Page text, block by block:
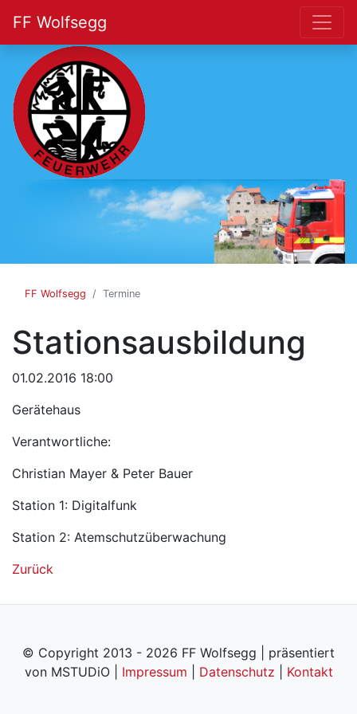
FF Wolfsegg
FF Wolfsegg Termine
Stationsausbildung
01.02.2016 18:00
Gerätehaus
Verantwortliche:
Christian Mayer & Peter Bauer
Station 1: Digitalfunk
Station 2: Atemschutzüberwachung
Zurück
© Copyright 2013 - 2026 FF Wolfsegg | präsentiert
von MSTUDiO | Impressum Datenschutz Kontakt